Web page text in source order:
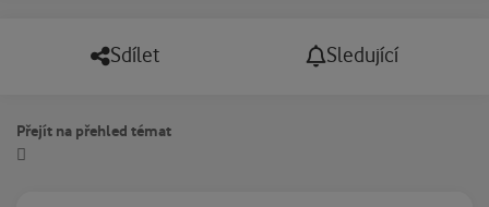
Sdílet Sledující
Přejít na přehled témat